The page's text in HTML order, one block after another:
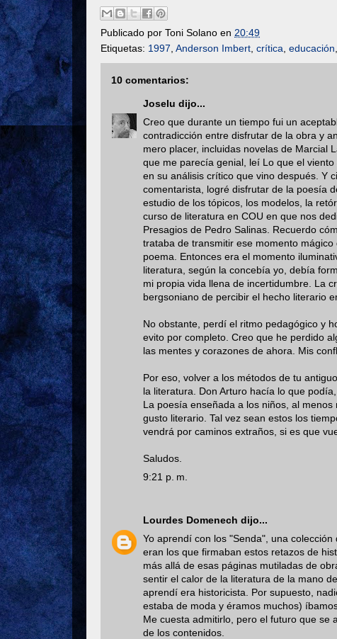
Publicado por Toni Solano en 20:49
Etiquetas: 1997 Anderson Imbert crítica educación
10 comentarios:
Joselu dijo...
Creo que durante un tiempo fui un
contradicción entre disfrutar de la obra y
mero placer, incluidas novelas de Marcial
que me parecía genial, leí Lo que el
en su análisis crítico que vino después. Y
comentarista, logré disfrutar de la poesía
estudio de los tópicos, los modelos, la
curso de literatura en COU en que nos
Presagios de Pedro Salinas. Recuerdo
trataba de transmitir ese momento
poema. Entonces era el momento
literatura, según la concebía yo, debía
mi propia vida llena de incertidumbre. La
bergsoniano de percibir el hecho literario
No obstante, perdí el ritmo pedagógico y
evito por completo. Creo que he perdido
las mentes y corazones de ahora. Mis
Por eso, volver a los métodos de tu
la literatura. Don Arturo hacía lo que
La poesía enseñada a los niños, al
gusto literario. Tal vez sean estos los
vendrá por caminos extraños, si es que
Saludos.
9:21 p. m.
Lourdes Domenech dijo...
Yo aprendí con los "Senda", una
eran los que firmaban estos retazos de
más allá de esas páginas mutiladas de
sentir el calor de la literatura de la mano
aprendí era historicista. Por supuesto,
estaba de moda y éramos muchos)
Me cuesta admitirlo, pero el futuro que se
de los contenidos.